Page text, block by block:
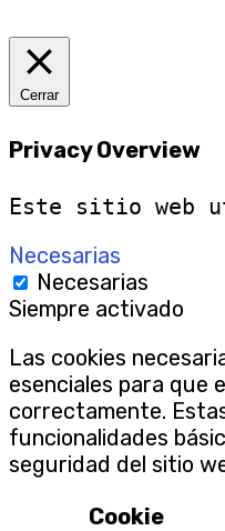
Cerrar
Privacy Overview
Este sitio web
Necesarias
Necesarias
Siempre activado
Las cookies
esenciales para que
correctamente.
funcionalidades
seguridad del sitio
Cookie